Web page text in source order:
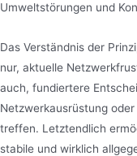
Umweltstörungen und
Das Verständnis der
nur, aktuelle
auch, fundiertere
Netzwerkausrüstung
treffen. Letztendlich
stabile und wirklich